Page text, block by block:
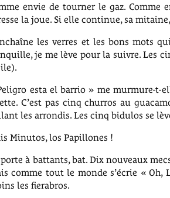
envie de tourner le gaz. Comme
la joue. Si elle continue, sa
les verres et les bons mots
je me lève pour la suivre. Les
esta el barrio » me murmure-t-
C’est pas cinq churros au
les arrondis. Les cinq bidulos se
Minutos, los Papillones !
à battants, bat. Dix nouveaux
comme tout le monde s’écrie «
les fierabros.